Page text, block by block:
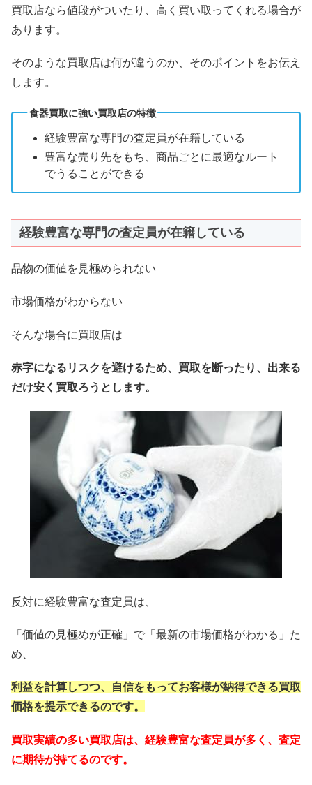
買取店なら値段がついたり、高く買い取ってくれる場合が
あります。
そのような買取店は何が違うのか、そのポイントをお伝え
します。
食器買取に強い買取店の特徴
経験豊富な専門の査定員が在籍している
豊富な売り先をもち、商品ごとに最適なルート
でうることができる
経験豊富な専門の査定員が在籍している
品物の価値を見極められない
市場価格がわからない
そんな場合に買取店は
赤字になるリスクを避けるため、買取を断ったり、出来る
だけ安く買取ろうとします。
反対に経験豊富な査定員は、
「価値の見極めが正確」で「最新の市場価格がわかる」た
め、
利益を計算しつつ、自信をもってお客様が納得できる買取
価格を提示できるのです。
買取実績の多い買取店は、経験豊富な査定員が多く、査定
に期待が持てるのです。